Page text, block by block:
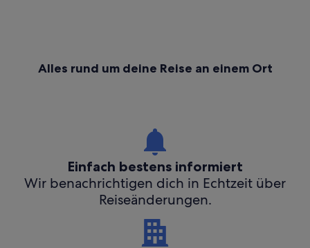
Alles rund um deine Reise an einem Ort
Einfach bestens informiert
Wir benachrichtigen dich in Echtzeit über
Reiseänderungen.